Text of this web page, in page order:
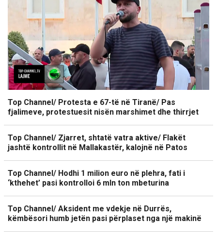
Top Channel/ Protesta e 67-të në Tiranë/ Pas
fjalimeve, protestuesit nisën marshimet dhe thirrjet
Top Channel/ Zjarret, shtatë vatra aktive/ Flakët
jashtë kontrollit në Mallakastër, kalojnë në Patos
Top Channel/ Hodhi 1 milion euro në plehra, fati i
‘kthehet’ pasi kontrolloi 6 mln ton mbeturina
Top Channel/ Aksident me vdekje në Durrës,
këmbësori humb jetën pasi përplaset nga një makinë